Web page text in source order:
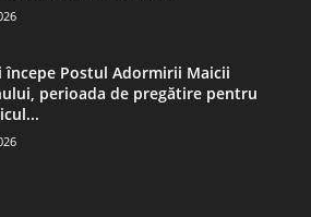
începe Postul Adormirii Maicii
perioada de pregătire pentru